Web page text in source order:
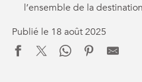
l’ensemble de la destination
Publié le 18 août 2025